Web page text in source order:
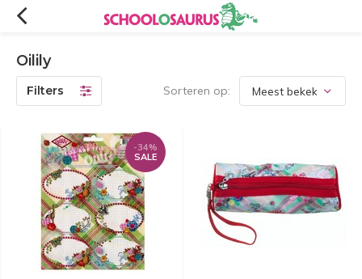
Oilily
Filters Sorteren op:
-34%
SALE